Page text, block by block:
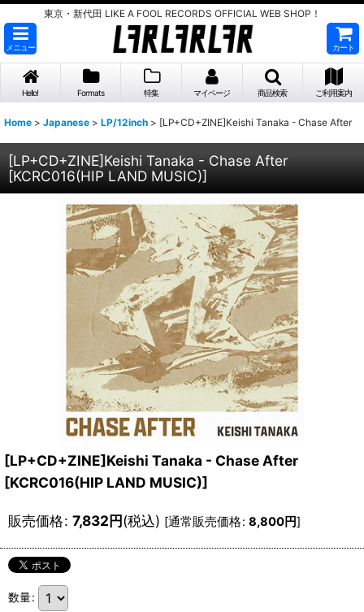
東京・新代田 LIKE A FOOL RECORDS OFFICIAL WEB SHOP！
メニュー カート
Hello! Formats 特集 マイページ 商品検索 ご利用案内
Home > Japanese > LP/12inch > [LP+CD+ZINE]Keishi Tanaka - Chase After
[LP+CD+ZINE]Keishi Tanaka - Chase After
[KCRC016(HIP LAND MUSIC)]
[LP+CD+ZINE]Keishi Tanaka - Chase After
[KCRC016(HIP LAND MUSIC)]
販売価格: 7,832円(税込) [通常販売価格: 8,800円]
数量: